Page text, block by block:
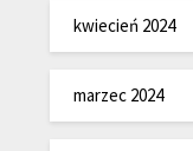
kwiecień 2024
marzec 2024